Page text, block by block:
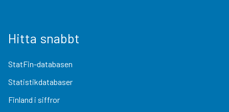
Hitta snabbt
StatFin-databasen
Statistikdatabaser
Finland i siffror